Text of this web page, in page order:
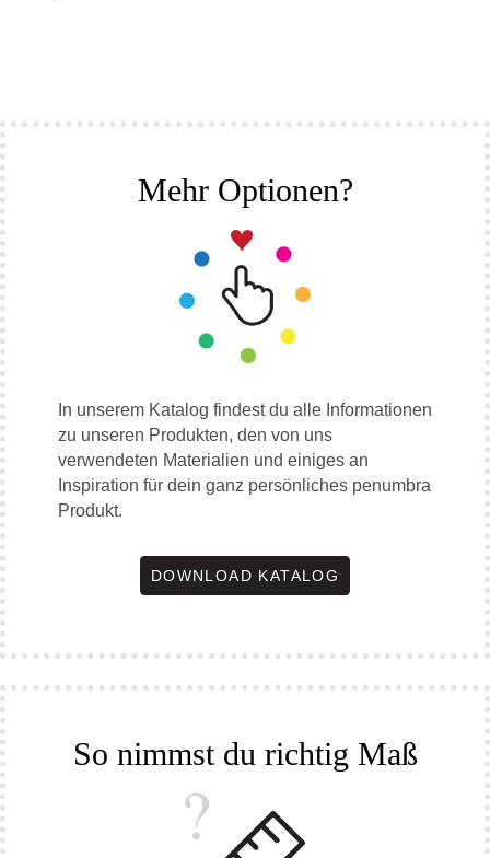
Mehr Optionen?
In unserem Katalog findest du alle Informationen
zu unseren Produkten, den von uns
verwendeten Materialien und einiges an
Inspiration für dein ganz persönliches penumbra
Produkt.
DOWNLOAD KATALOG
So nimmst du richtig Maß